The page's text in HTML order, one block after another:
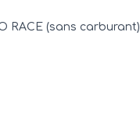
RACE (sans carburant)